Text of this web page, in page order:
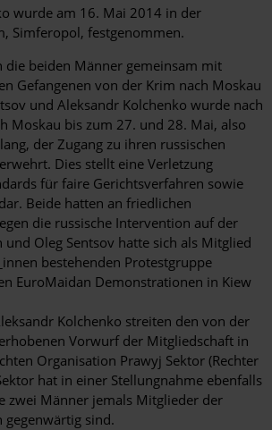
wurde am 16. Mai 2014 in der
Simferopol, festgenommen.
beiden Männer gemeinsam mit
Gefangenen von der Krim nach Moskau
und Aleksandr Kolchenko wurde nach
Moskau bis zum 27. und 28. Mai, also
der Zugang zu ihren russischen
Dies stellt eine Verletzung
für faire Gerichtsverfahren sowie
Beide hatten an friedlichen
die russische Intervention auf der
Oleg Sentsov hatte sich als Mitglied
bestehenden Protestgruppe
EuroMaidan Demonstrationen in Kiew
Kolchenko streiten den von der
Vorwurf der Mitgliedschaft in
Organisation Prawyj Sektor (Rechter
hat in einer Stellungnahme ebenfalls
zwei Männer jemals Mitglieder der
gegenwärtig sind.